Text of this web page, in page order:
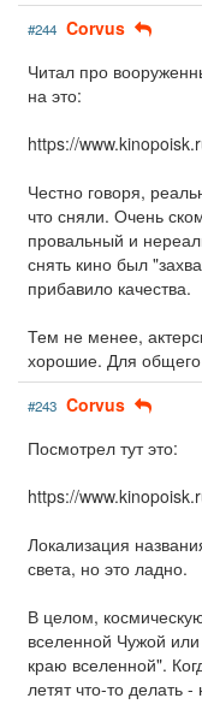
#244 Corvus
Читал про
на это:
https://
Честно говоря,
что сняли. Очень
провальный и
снять кино был
прибавило качества.
Тем не менее,
хорошие. Для общего
#243 Corvus
Посмотрел тут это:
https://
Локализация
света, но это ладно.
В целом,
вселенной Чужой
краю вселенной".
летят что-то делать